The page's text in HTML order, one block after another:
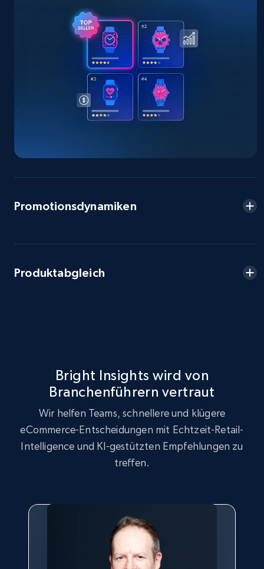
specified keywords
URL, Product id, Title, Seller name, Seller rating,
Seller reviews, Breadcrumbs, Root category, and
359+ Jetzt anfangen
URL, Product id, Title, Product description,
Rating, Reviews count, Images, Variations, and
Google Shopping - collects products from
Promotionsdynamiken
Produktabgleich
Bright Insights wird von
Branchenführern vertraut
Wir helfen Teams, schnellere und klügere
eCommerce-Entscheidungen mit Echtzeit-Retail-
Intelligence und KI-gestützten Empfehlungen zu
treffen.